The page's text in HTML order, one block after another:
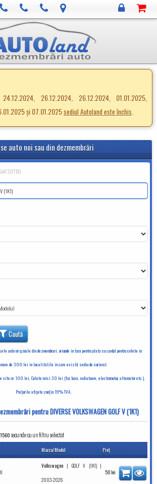
26.12.2024, 26.12.2024, 01.01.2025,
și 07.01.2025sediul Autoland este închis.
auto noi sau din dezmembrări
2.0TDI)
Caută
auto originale din dezmembrari, oriunde in tara pentru plata cu cardul pentru colete in
mare de 300 lei in localitatile in care există sediu de curierat.
viteze 100 lei, Colete mici 30 lei (far, bara, radiatoare, electromotor, alternator etc.).
Preţurile afişate conţin 19% TVA.
pentru DIVERSE VOLKSWAGEN GOLF V (1K1)
secunde cu un filtru selectat
Marca/Model Preţ
Volkswagen | GOLF V (1K1)|
2003-2026
50 lei